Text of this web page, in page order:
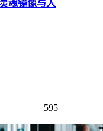
魂镜像与人
595